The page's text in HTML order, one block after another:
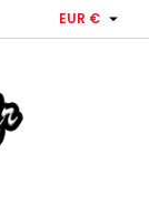
EUR € 